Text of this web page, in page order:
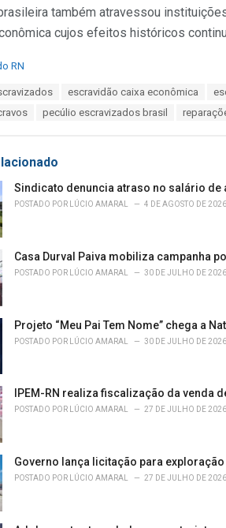
também atravessou
cujos efeitos históricos
RN
escravidão caixa econômica
pecúlio escravizados brasil
Sindicato denuncia atraso no salário de
POSTADO POR LÚCIO AMARAL 4 DE AGOSTO DE 2026
Casa Durval Paiva mobiliza campanha
POSTADO POR LÚCIO AMARAL 30 DE JULHO DE 2026
Projeto “Meu Pai Tem Nome” chega a
POSTADO POR LÚCIO AMARAL 30 DE JULHO DE 2026
IPEM-RN realiza fiscalização da
POSTADO POR LÚCIO AMARAL 27 DE JULHO DE 2026
Governo lança licitação para
POSTADO POR LÚCIO AMARAL 27 DE JULHO DE 2026